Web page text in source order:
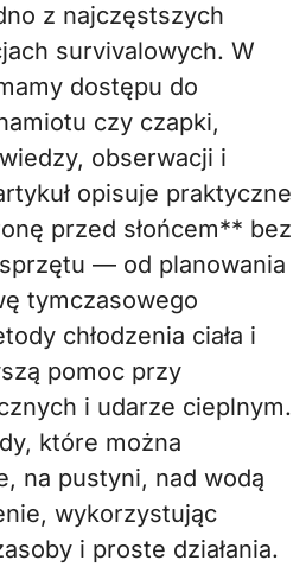
z najczęstszych
survivalowych. W
dostępu do
czy czapki,
obserwacji i
opisuje praktyczne
przed słońcem** bez
— od planowania
tymczasowego
chłodzenia ciała i
pomoc przy
i udarze cieplnym.
które można
na pustyni, nad wodą
wykorzystując
i proste działania.